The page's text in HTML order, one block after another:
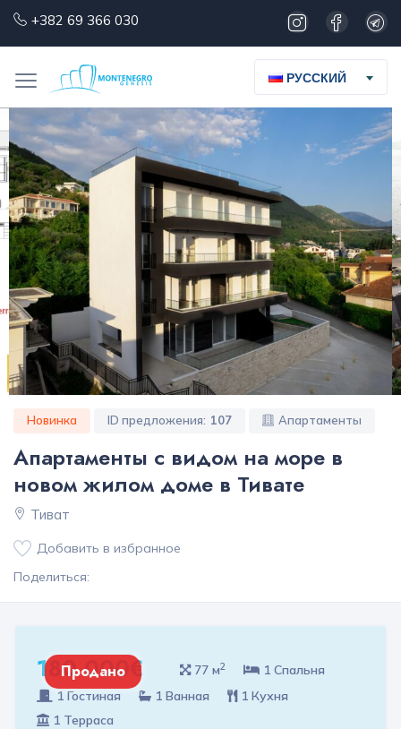
+382 69 366 030
РУССКИЙ
Новинка ID предложения: 107 Апартаменты
Апартаменты с видом на море в
новом жилом доме в Тивате
Тиват
Добавить в избранное
Поделиться:
180 000€
Продано 77 м2
1 Спальня
1 Гостиная
1 Ванная
1 Кухня
1 Терраса